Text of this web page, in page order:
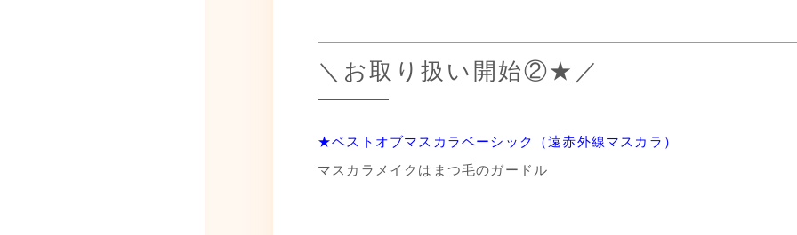
＼お取り扱い開始②★／
★ベストオブマスカラベーシック（遠赤外線マスカラ）
マスカラメイクはまつ毛のガードル